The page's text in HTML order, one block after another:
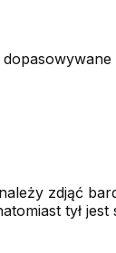
zdjąć
tył jest